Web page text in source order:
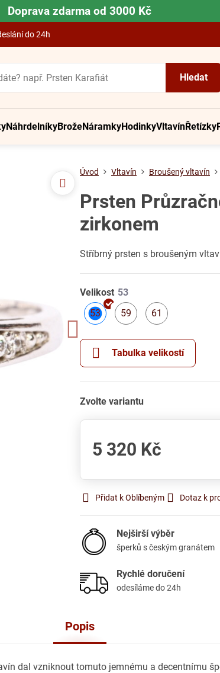
Doprava zdarma od 3000 Kč
do 24h
Hledat
NáhrdelníkyBrožeNáramkyHodinkyVltavínŘetízky
Úvod Vltavín Broušený vltavín
Prsten
zirkonem
Stříbrný prsten s broušeným
Velikost
53
59
61
Tabulka velikostí
Zvolte variantu
5 320 Kč
Přidat k Oblíbeným Dotaz k
Nejširší výběr
šperků s českým granátem
Rychlé doručení
odesíláme do 24h
Popis
dal vzniknout tomuto jemnému a decentnímu